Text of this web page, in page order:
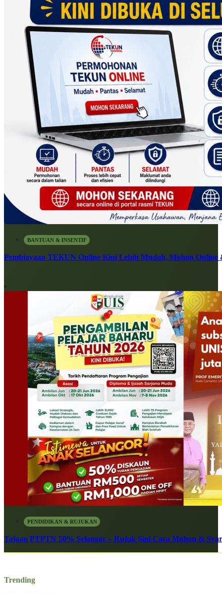
BANTUAN & INSENTIF
Pembiayaan TEKUN Online Kini Lebih Mudah, Mohon Online
PENDIDIKAN & RUJUKAN
Tajaan PTPTN 50% Selangor – Rujuk Sini Cara Mohon &
Trending